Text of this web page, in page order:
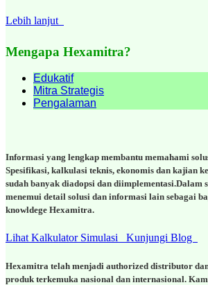
Lebih lanjut
Mengapa Hexamitra?
Edukatif
Mitra Strategis
Pengalaman
Informasi yang lengkap membantu memahami
Spesifikasi, kalkulasi teknis, ekonomis dan kajian
sudah banyak diadopsi dan diimplementasi.Dalam
menemui detail solusi dan informasi lain sebagai
knowldege Hexamitra.
Lihat Kalkulator Simulasi Kunjungi Blog
Hexamitra telah menjadi authorized distributor
produk terkemuka nasional dan internasional.